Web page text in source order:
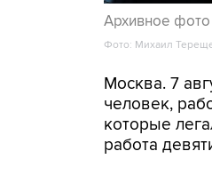
Архивное фото
Фото: Михаил
Москва. 7
человек,
которые
работа